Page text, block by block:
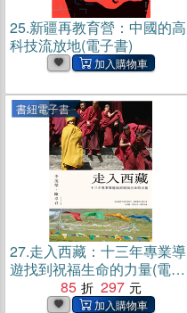
25.新疆再教育營：中國的高
科技流放地(電子書)
書紐電子書
27.走入西藏：十三年專業導
遊找到祝福生命的力量(電子
85 297